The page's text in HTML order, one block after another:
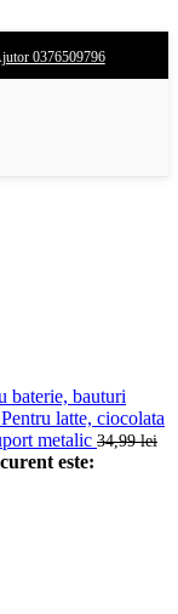
0376509796
baterie, bauturi
latte, ciocolata
metalic 34,99lei
este: